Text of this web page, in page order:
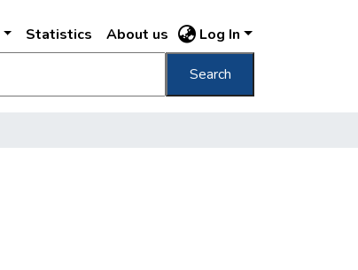
Statistics About us Log In
Search